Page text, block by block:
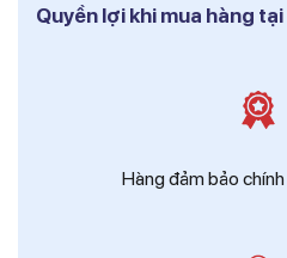
Quyền lợi khi mua hàng
Hàng đảm bảo